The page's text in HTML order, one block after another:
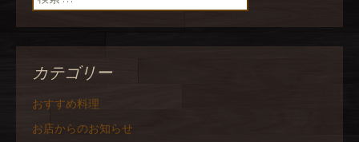
カテゴリー
おすすめ料理
お店からのお知らせ